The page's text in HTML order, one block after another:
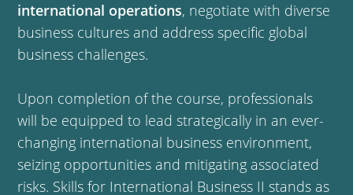
international operations, negotiate with diverse
business cultures and address specific global
business challenges.
Upon completion of the course, professionals
will be equipped to lead strategically in an ever-
changing international business environment,
seizing opportunities and mitigating associated
risks. Skills for International Business II stands as